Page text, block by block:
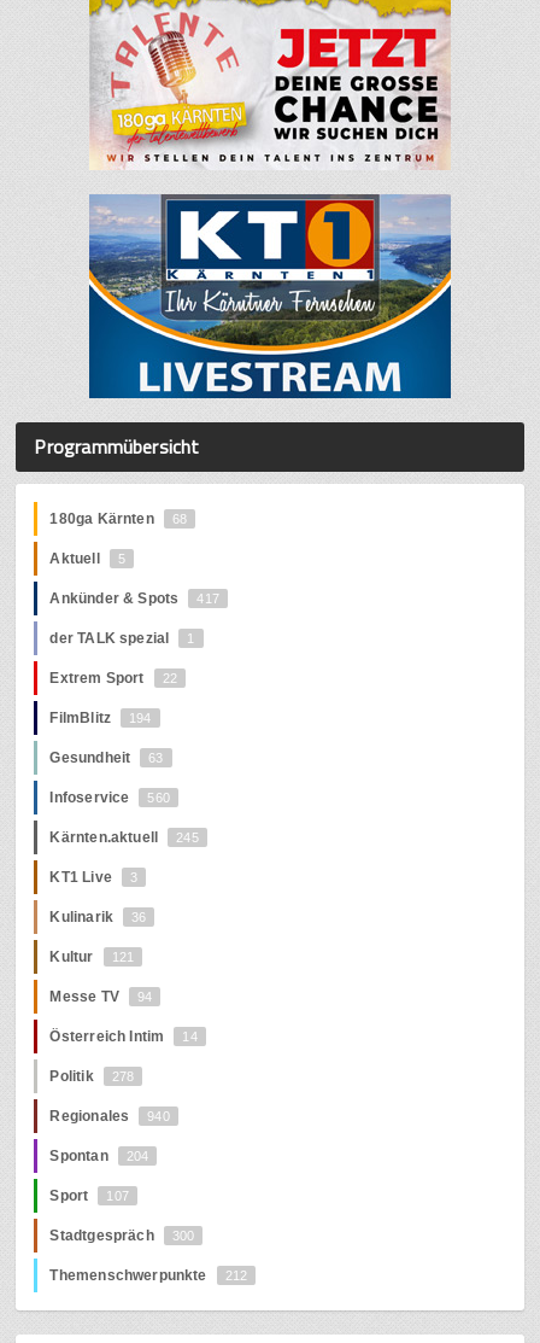
Programmübersicht
180ga Kärnten 68
Aktuell 5
Ankünder & Spots 417
der TALK spezial 1
Extrem Sport 22
FilmBlitz 194
Gesundheit 63
Infoservice 560
Kärnten.aktuell 245
KT1 Live 3
Kulinarik 36
Kultur 121
Messe TV 94
Österreich Intim 14
Politik 278
Regionales 940
Spontan 204
Sport 107
Stadtgespräch 300
Themenschwerpunkte 212